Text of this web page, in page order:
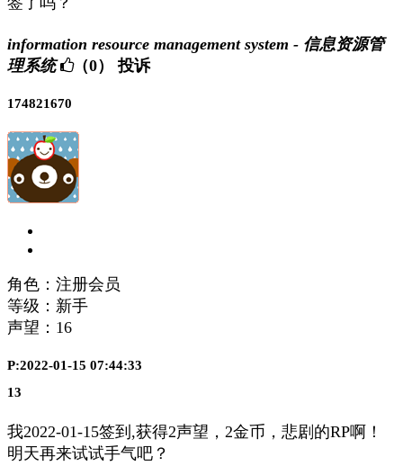
information resource management system - 信息资源管
理系统
（0） 投诉
174821670
角色：注册会员
等级：新手
声望： 16
P:2022-01-15 07:44:33
13
我2022-01-15签到,获得2声望，2金币，悲剧的RP啊！
明天再来试试手气吧？